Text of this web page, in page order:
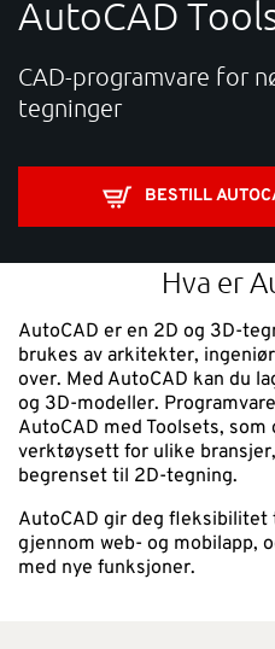
SUPPORT
WEBSHOP
Kontakt
Sentralbord: 482 03 300 (
Norge NTI Group Brasil
France España Ireland
Suomi
UK
AutoCAD
CAD-programvare for
tegninger
BESTILL
Hva er
AutoCAD er en 2D og 3D-
brukes av arkitekter,
over. Med AutoCAD kan du
og 3D-modeller.
AutoCAD med Toolsets,
verktøysett for ulike
begrenset til 2D-tegning.
AutoCAD gir deg fleksibilitet
gjennom web- og mobilapp,
med nye funksjoner.